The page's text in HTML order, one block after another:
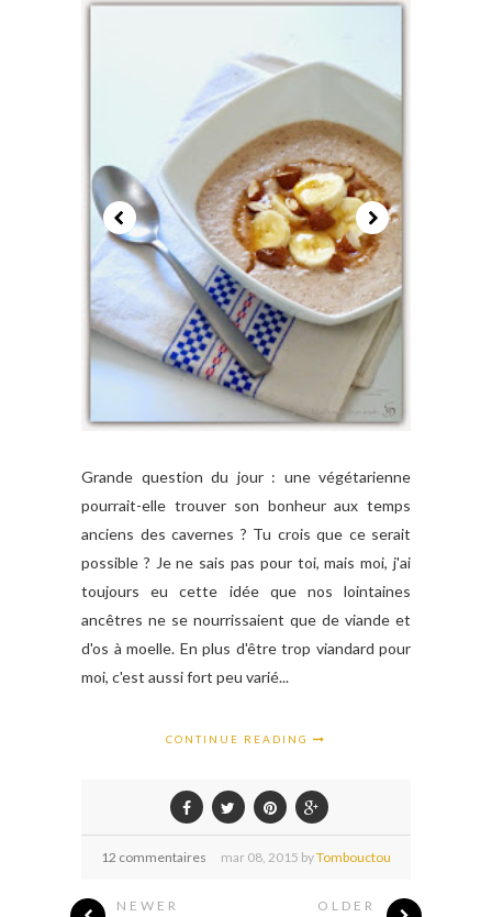
Grande question du jour : une végétarienne
pourrait-elle trouver son bonheur aux temps
anciens des cavernes ? Tu crois que ce serait
possible ? Je ne sais pas pour toi, mais moi, j'ai
toujours eu cette idée que nos lointaines
ancêtres ne se nourrissaient que de viande et
d'os à moelle. En plus d'être trop viandard pour
moi, c'est aussi fort peu varié...
CONTINUE READING
12 commentaires mar 08, 2015 byTombouctou
NEWER OLDER